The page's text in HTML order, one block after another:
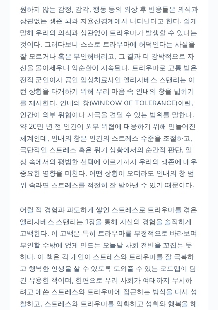
원하지 않는 감정, 감각, 행동 등의 외상 후 반응들은 의식과
상관없는 생존 뇌와 자율신경계에서 나타난다고 한다. 쉽게
말해 우리의 의식과 상관없이 트라우마가 발생할 수 있다는
것이다. 그러다보니 스스로 트라우마에 허덕인다는 사실을
잘 모르거나 혹은 부인해버리고, 그 결과 더 강박적으로 자
신을 몰아세우니 악순환이 지속된다. 트라우마로 고통 받은
전직 군인이자 공인 임상치료사인 엘리자베스 스탠리는 이
런 상황을 타개하기 위해 우리 마음 속 인내의 창을 넓히기
를 제시한다. 인내의 창(WINDOW OF TOLERANCE)이란,
인간이 외부 위협이나 자극을 견딜 수 있는 범위를 말한다.
약 20만 년 전 인간이 외부 위협에 대응하기 위해 만들어진
체계인데, 인내의 창은 인간의 스트레스 수준을 조절하고,
극단적인 스트레스 혹은 위기 상황에서의 순간적 판단, 일
상 속에서의 평범한 선택에 이르기까지 우리의 생존에 매우
중요한 영향을 미친다. 어떤 상황이 오더라도 인내의 창 범
위 속라면 스트레스를 적절히 잘 받아낼 수 있기 때문이다.
어릴 적 경험과 과도하게 쌓인 스트레스로 트라우마를 겪은
엘리자베스 스탠리는 1장을 통해 자신의 경험을 솔직하게
고백한다. 이 고백은 특히 트라우마를 부정적으로 바라보며
부인할 수밖에 없게 만드는 오늘날 사회 전반을 꼬집는 듯
하다. 이 책은 각 개인이 스트레스와 트라우마를 잘 극복하
고 행복한 인생을 살 수 있도록 도와줄 수 있는 로드맵이 담
긴 유용한 책이며, 한편으로 우리 사회가 여태까지 무시하
려고 애쓴 스트레스와 트라우마에 접근하는 방식을 다시 성
찰하고, 스트레스와 트라우마를 악화하고 성취와 행복을 해